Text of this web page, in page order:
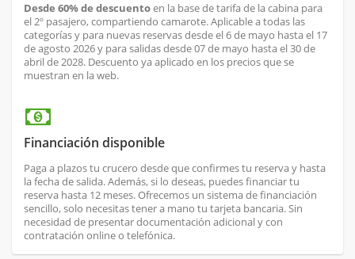
Desde 60% de descuentoen la base de tarifa de la cabina para
el 2º pasajero, compartiendo camarote. Aplicable a todas las
categorías y para nuevas reservas desde el 6 de mayo hasta el 17
de agosto 2026 y para salidas desde 07 de mayo hasta el 30 de
abril de 2028. Descuento ya aplicado en los precios que se
muestran en la web.
Financiación disponible
Paga a plazos tu crucero desde que confirmes tu reserva y hasta
la fecha de salida. Además, si lo deseas, puedes financiar tu
reserva hasta 12 meses. Ofrecemos un sistema de financiación
sencillo, solo necesitas tener a mano tu tarjeta bancaria. Sin
necesidad de presentar documentación adicional y con
contratación online o telefónica.